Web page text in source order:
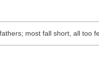
most fall short, all too